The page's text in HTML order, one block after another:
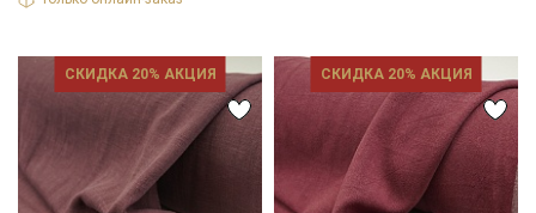
СКИДКА 20% АКЦИЯ СКИДКА 20% АКЦИЯ